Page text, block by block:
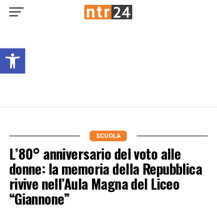
Open toolbar
SCUOLA
L’80° anniversario del voto alle
donne: la memoria della Repubblica
rivive nell’Aula Magna del Liceo
“Giannone”